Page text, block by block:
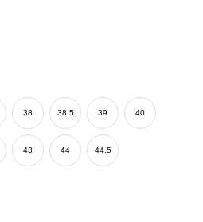
38 38.5 39 40
43 44 44.5